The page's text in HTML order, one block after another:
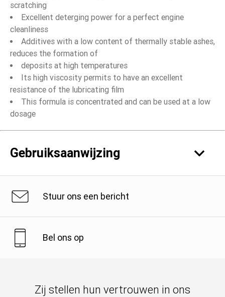
scratching
Excellent deterging power for a perfect engine
cleanliness
Additives with a low content of thermally stable ashes,
reduces the formation of
deposits at high temperatures
Its high viscosity permits to have an excellent
resistance of the lubricating film
This formula is concentrated and can be used at a low
dosage
Gebruiksaanwijzing
Controleer altijd het voertuig gebruiksaanwijzing boek
voor gebruik.
Stuur ons een bericht
Bel ons op
Zij stellen hun vertrouwen in ons